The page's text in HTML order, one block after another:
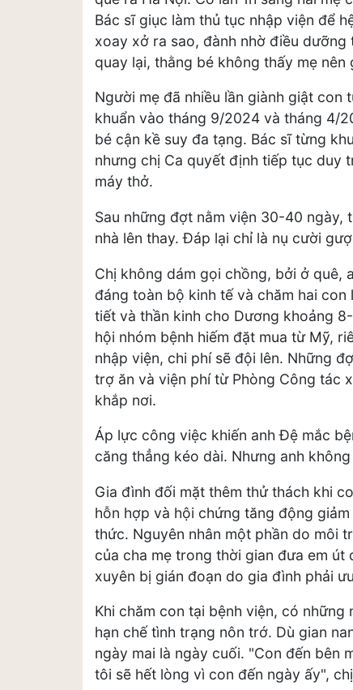
Bác sĩ giục làm thủ tục nhập viện để
xoay xở ra sao, đành nhờ điều
quay lại, thằng bé không thấy mẹ
Người mẹ đã nhiều lần giành giật con
khuẩn vào tháng 9/2024 và tháng 4/
bé cận kề suy đa tạng. Bác sĩ từng
nhưng chị Ca quyết định tiếp tục duy
máy thở.
Sau những đợt nằm viện 30-40
nhà lên thay. Đáp lại chỉ là nụ cười
Chị không dám gọi chồng, bởi ở quê,
đáng toàn bộ kinh tế và chăm hai
tiết và thần kinh cho Dương khoảng
hội nhóm bệnh hiếm đặt mua từ Mỹ,
nhập viện, chi phí sẽ đội lên. Những
trợ ăn và viện phí từ Phòng Công tác
khắp nơi.
Áp lực công việc khiến anh Đệ mắc
căng thẳng kéo dài. Nhưng anh
Gia đình đối mặt thêm thử thách khi
hỗn hợp và hội chứng tăng động
thức. Nguyên nhân một phần do môi
của cha mẹ trong thời gian đưa em
xuyên bị gián đoạn do gia đình phải
Khi chăm con tại bệnh viện, có
hạn chế tình trạng nôn trớ. Dù gian
ngày mai là ngày cuối. "Con đến bên
tôi sẽ hết lòng vì con đến ngày ấy",